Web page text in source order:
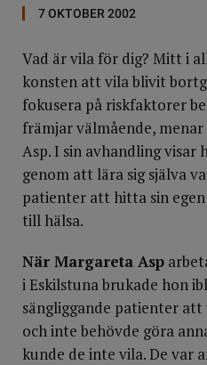
7 OKTOBER 2002
Vad är vila för dig? Mitt i
konsten att vila blivit
fokusera på riskfaktorer
främjar välmående,
Asp. I sin avhandling visar
genom att lära sig själva
patienter att hitta sin
till hälsa.
När Margareta Asp
i Eskilstuna brukade hon
sängliggande patienter
och inte behövde göra
kunde de inte vila. De var